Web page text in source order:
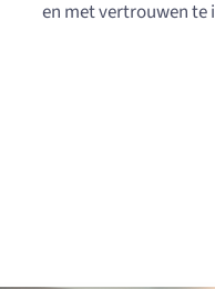
en met vertrouwen te